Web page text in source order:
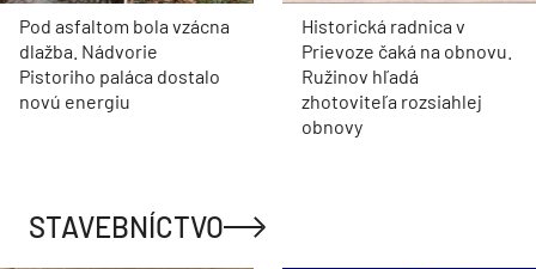
Pod asfaltom bola vzácna
dlažba. Nádvorie
Pistoriho paláca dostalo
novú energiu
Historická radnica v
Prievoze čaká na obnovu.
Ružinov hľadá
zhotoviteľa rozsiahlej
obnovy
STAVEBNÍCTVO